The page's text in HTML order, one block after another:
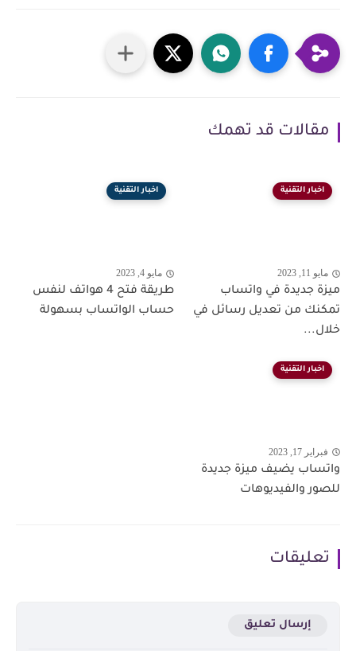
مقالات قد تهمك
اخبار التقنية
مايو 11, 2023
ميزة جديدة في واتساب
تمكنك من تعديل رسائل في
خلال...
اخبار التقنية
مايو 4, 2023
طريقة فتح 4 هواتف لنفس
حساب الواتساب بسهولة
اخبار التقنية
فبراير 17, 2023
واتساب يضيف ميزة جديدة
للصور والفيديوهات
تعليقات
إرسال تعليق